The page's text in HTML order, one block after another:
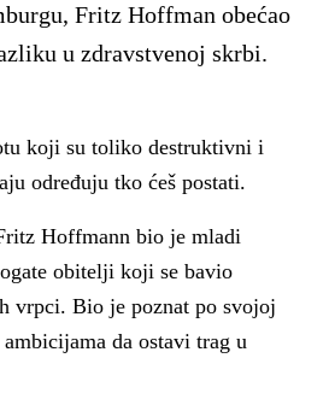
Fritz Hoffman obećao
u zdravstvenoj skrbi.
koji su toliko destruktivni i
određuju tko ćeš postati.
Hoffmann bio je mladi
obitelji koji se bavio
vrpci. Bio je poznat po svojoj
da ostavi trag u